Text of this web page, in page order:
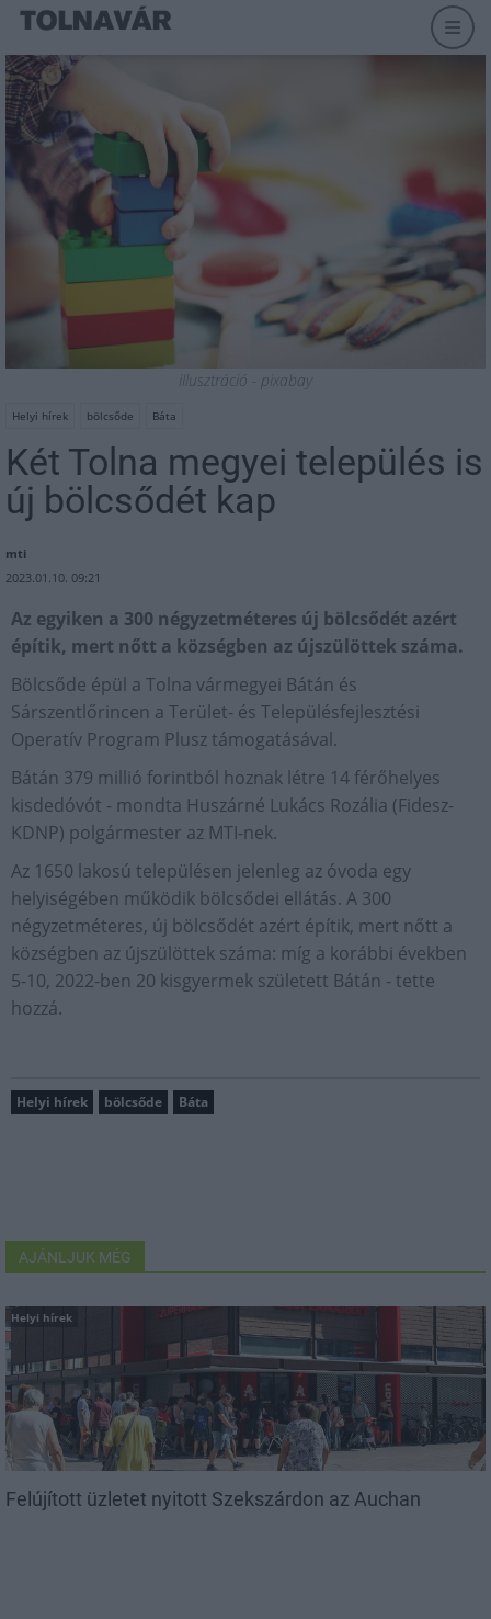
illusztráció - pixabay
Helyi hírek bölcsőde Báta
Két Tolna megyei település is
új bölcsődét kap
mti
2023.01.10. 09:21
Az egyiken a 300 négyzetméteres új bölcsődét azért
építik, mert nőtt a községben az újszülöttek száma.
Bölcsőde épül a Tolna vármegyei Bátán és
Sárszentlőrincen a Terület- és Településfejlesztési
Operatív Program Plusz támogatásával.
Bátán 379 millió forintból hoznak létre 14 férőhelyes
kisdedóvót - mondta Huszárné Lukács Rozália (Fidesz-
KDNP) polgármester az MTI-nek.
Az 1650 lakosú településen jelenleg az óvoda egy
helyiségében működik bölcsődei ellátás. A 300
négyzetméteres, új bölcsődét azért építik, mert nőtt a
községben az újszülöttek száma: míg a korábbi években
5-10, 2022-ben 20 kisgyermek született Bátán - tette
hozzá.
Helyi hírek bölcsőde Báta
AJÁNLJUK MÉG
Helyi hírek
Felújított üzletet nyitott Szekszárdon az Auchan